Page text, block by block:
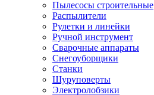
Пылесосы строительные
Распылители
Рулетки и линейки
Ручной инструмент
Сварочные аппараты
Снегоуборщики
Станки
Шуруповерты
Электролобзики